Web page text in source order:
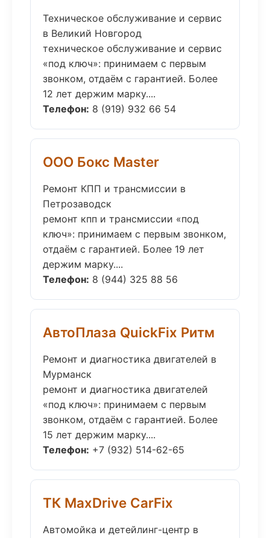
Техническое обслуживание и сервис
в Великий Новгород
техническое обслуживание и сервис
«под ключ»: принимаем с первым
звонком, отдаём с гарантией. Более
12 лет держим марку....
Телефон: 8 (919) 932 66 54
ООО Бокс Master
Ремонт КПП и трансмиссии в
Петрозаводск
ремонт кпп и трансмиссии «под
ключ»: принимаем с первым звонком,
отдаём с гарантией. Более 19 лет
держим марку....
Телефон: 8 (944) 325 88 56
АвтоПлаза QuickFix Ритм
Ремонт и диагностика двигателей в
Мурманск
ремонт и диагностика двигателей
«под ключ»: принимаем с первым
звонком, отдаём с гарантией. Более
15 лет держим марку....
Телефон: +7 (932) 514-62-65
ТК MaxDrive CarFix
Автомойка и детейлинг-центр в